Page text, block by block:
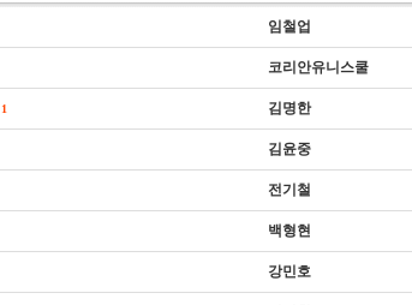
임철업
코리안유니스쿨
1 김명한
김윤중
전기철
백형현
강민호